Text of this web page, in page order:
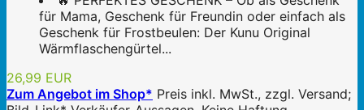
für Mama, Geschenk für Freundin oder einfach als
Geschenk für Frostbeulen: Der Kunu Original
Wärmflaschengürtel...
26,99 EUR
Zum Angebot im Shop* Preis inkl. MwSt., zzgl. Versand;